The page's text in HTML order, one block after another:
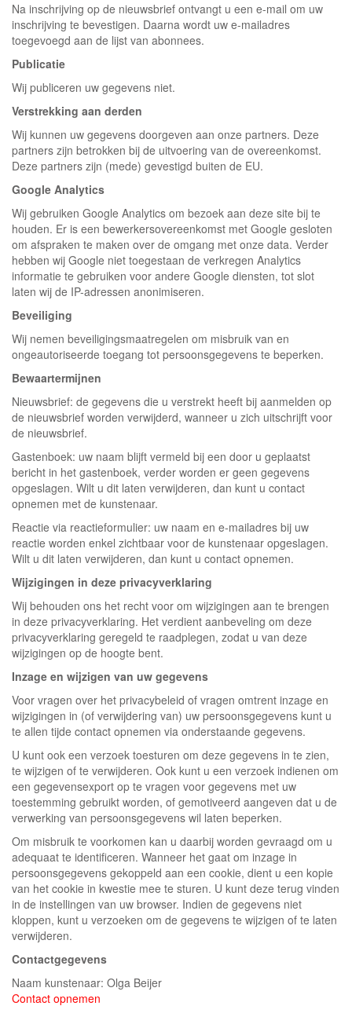
Na inschrijving op de nieuwsbrief ontvangt u een e-mail om uw
inschrijving te bevestigen. Daarna wordt uw e-mailadres
toegevoegd aan de lijst van abonnees.
Publicatie
Wij publiceren uw gegevens niet.
Verstrekking aan derden
Wij kunnen uw gegevens doorgeven aan onze partners. Deze
partners zijn betrokken bij de uitvoering van de overeenkomst.
Deze partners zijn (mede) gevestigd buiten de EU.
Google Analytics
Wij gebruiken Google Analytics om bezoek aan deze site bij te
houden. Er is een bewerkersovereenkomst met Google gesloten
om afspraken te maken over de omgang met onze data. Verder
hebben wij Google niet toegestaan de verkregen Analytics
informatie te gebruiken voor andere Google diensten, tot slot
laten wij de IP-adressen anonimiseren.
Beveiliging
Wij nemen beveiligingsmaatregelen om misbruik van en
ongeautoriseerde toegang tot persoonsgegevens te beperken.
Bewaartermijnen
Nieuwsbrief: de gegevens die u verstrekt heeft bij aanmelden op
de nieuwsbrief worden verwijderd, wanneer u zich uitschrijft voor
de nieuwsbrief.
Gastenboek: uw naam blijft vermeld bij een door u geplaatst
bericht in het gastenboek, verder worden er geen gegevens
opgeslagen. Wilt u dit laten verwijderen, dan kunt u contact
opnemen met de kunstenaar.
Reactie via reactieformulier: uw naam en e-mailadres bij uw
reactie worden enkel zichtbaar voor de kunstenaar opgeslagen.
Wilt u dit laten verwijderen, dan kunt u contact opnemen.
Wijzigingen in deze privacyverklaring
Wij behouden ons het recht voor om wijzigingen aan te brengen
in deze privacyverklaring. Het verdient aanbeveling om deze
privacyverklaring geregeld te raadplegen, zodat u van deze
wijzigingen op de hoogte bent.
Inzage en wijzigen van uw gegevens
Voor vragen over het privacybeleid of vragen omtrent inzage en
wijzigingen in (of verwijdering van) uw persoonsgegevens kunt u
te allen tijde contact opnemen via onderstaande gegevens.
U kunt ook een verzoek toesturen om deze gegevens in te zien,
te wijzigen of te verwijderen. Ook kunt u een verzoek indienen om
een gegevensexport op te vragen voor gegevens met uw
toestemming gebruikt worden, of gemotiveerd aangeven dat u de
verwerking van persoonsgegevens wil laten beperken.
Om misbruik te voorkomen kan u daarbij worden gevraagd om u
adequaat te identificeren. Wanneer het gaat om inzage in
persoonsgegevens gekoppeld aan een cookie, dient u een kopie
van het cookie in kwestie mee te sturen. U kunt deze terug vinden
in de instellingen van uw browser. Indien de gegevens niet
kloppen, kunt u verzoeken om de gegevens te wijzigen of te laten
verwijderen.
Contactgegevens
Naam kunstenaar: Olga Beijer
Contact opnemen